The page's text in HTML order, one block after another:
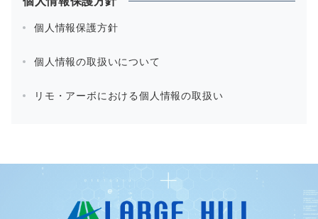
個人情報保護方針
個人情報の取扱いについて
リモ・アーボにおける個人情報の取扱い